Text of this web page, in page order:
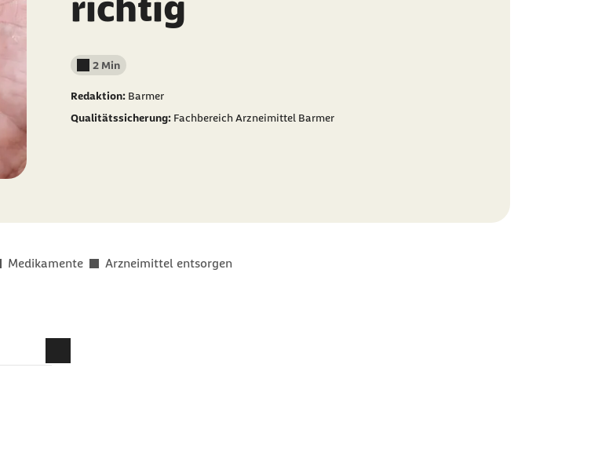
Lesedauer weniger als
2 Min
Redaktion: Barmer
Qualitätssicherung: Fachbereich Arzneimittel Barmer
Medikamente Arzneimittel entsorgen